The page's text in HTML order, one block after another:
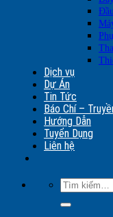
Dịch vụ
Dự Án
Tin Tức
Báo Chí –
Hướng Dẫn
Tuyển Dụng
Liên hệ
Tìm
kiếm: